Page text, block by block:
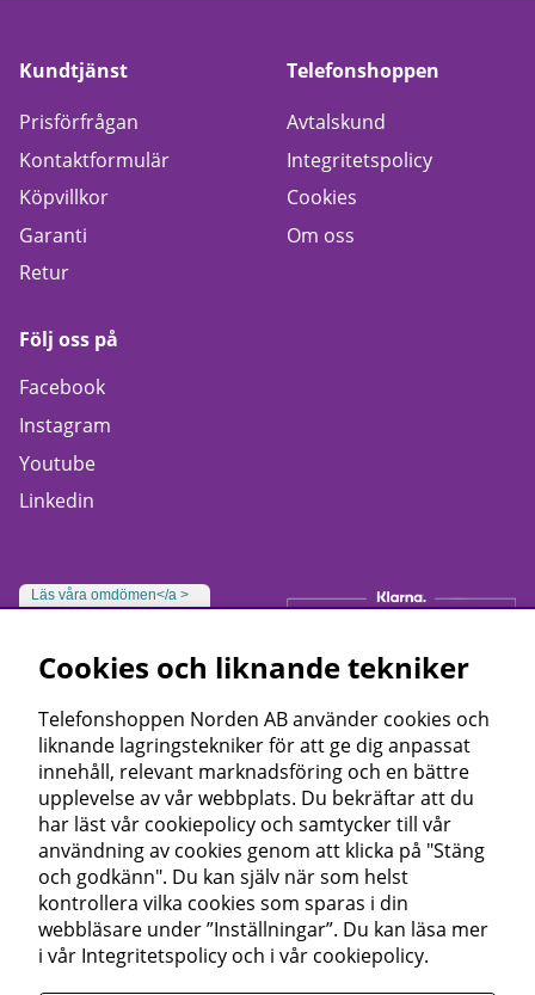
Kundtjänst
Prisförfrågan
Kontaktformulär
Köpvillkor
Garanti
Retur
Telefonshoppen
Avtalskund
Integritetspolicy
Cookies
Om oss
Följ oss på
Facebook
Instagram
Youtube
Linkedin
Läs våra omdömen</a >
Cookies och liknande tekniker
Telefonshoppen Norden AB använder cookies och
liknande lagringstekniker för att ge dig anpassat
innehåll, relevant marknadsföring och en bättre
upplevelse av vår webbplats. Du bekräftar att du
har läst vår cookiepolicy och samtycker till vår
användning av cookies genom att klicka på "Stäng
och godkänn". Du kan själv när som helst
kontrollera vilka cookies som sparas i din
webbläsare under ”Inställningar”. Du kan läsa mer
i vår Integritetspolicy och i vår cookiepolicy.